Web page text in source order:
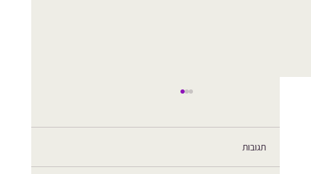
תגובות